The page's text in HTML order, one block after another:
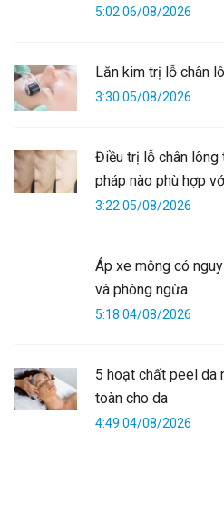
5:02 06/08/2026
Lăn kim trị lỗ chân
3:30 05/08/2026
Điều trị lỗ chân lông
pháp nào phù hợp
3:22 05/08/2026
Áp xe mông có
và phòng ngừa
5:18 04/08/2026
5 hoạt chất peel da
toàn cho da
4:49 04/08/2026